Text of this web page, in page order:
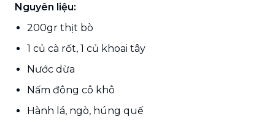
Nguyên liệu:
200gr thịt bò
1 củ cà rốt, 1 củ khoai tây
Nước dừa
Nấm đông cô khô
Hành lá, ngò, húng quế